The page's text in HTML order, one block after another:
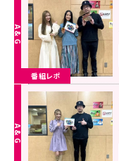
番組レポ